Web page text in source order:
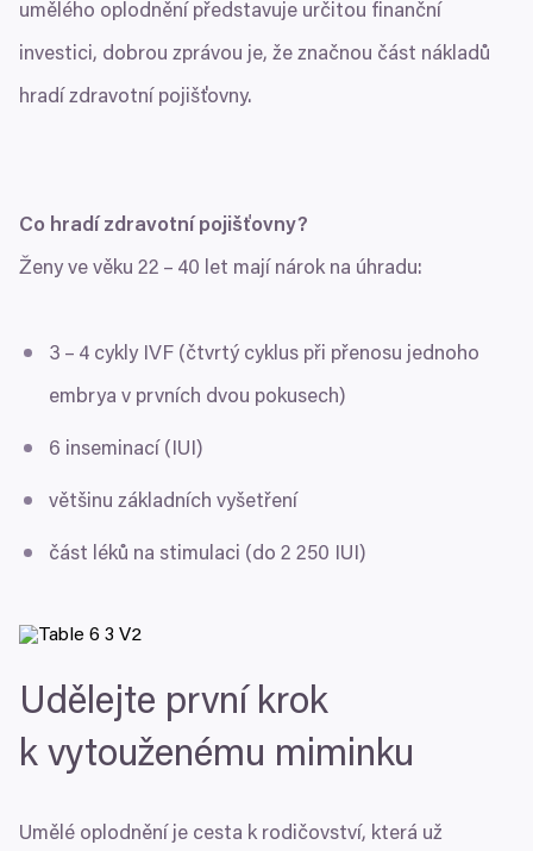
umělého oplodnění představuje určitou finanční
investici, dobrou zprávou je, že značnou část nákladů
hradí zdravotní pojišťovny.
Co hradí zdravotní pojišťovny?
Ženy ve věku 22 – 40 let mají nárok na úhradu:
3 – 4 cykly IVF (čtvrtý cyklus při přenosu jednoho
embrya v prvních dvou pokusech)
6 inseminací ( IUI)
většinu základních vyšetření
část léků na stimulaci (do 2 250 IUI)
Udělejte první krok
k vytouženému miminku
Umělé oplodnění je cesta k rodičovství, která už